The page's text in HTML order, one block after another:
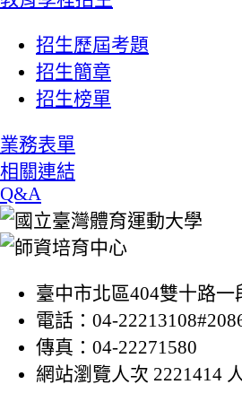
招生歷屆考題
招生簡章
招生榜單
業務表單
相關連結
Q&A
臺中市北區404雙十路一
電話：04-
傳真：04-22271580
網站瀏覽人次 2221414